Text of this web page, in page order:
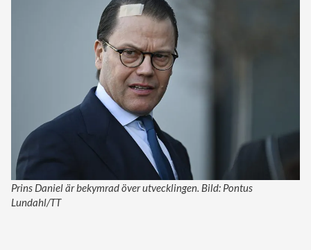
Prins Daniel är bekymrad över utvecklingen. Bild: Pontus
Lundahl/TT